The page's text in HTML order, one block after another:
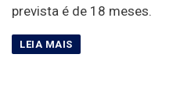
prevista é de 18 meses.